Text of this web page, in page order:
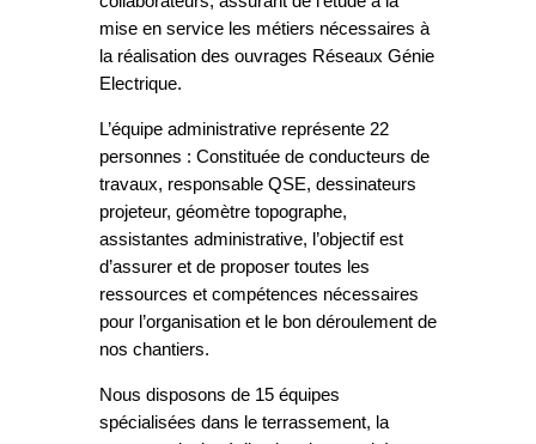
mise en service les métiers nécessaires à
la réalisation des ouvrages Réseaux Génie
Electrique.
L’équipe administrative représente 22
personnes : Constituée de conducteurs de
travaux, responsable QSE, dessinateurs
projeteur, géomètre topographe,
assistantes administrative, l’objectif est
d’assurer et de proposer toutes les
ressources et compétences nécessaires
pour l’organisation et le bon déroulement de
nos chantiers.
Nous disposons de 15 équipes
spécialisées dans le terrassement, la